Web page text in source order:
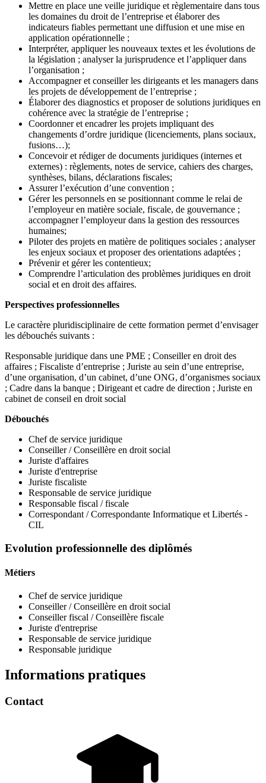
Mettre en place une veille juridique et règlementaire dans tous
les domaines du droit de l’entreprise et élaborer des
indicateurs fiables permettant une diffusion et une mise en
application opérationnelle ;
Interpréter, appliquer les nouveaux textes et les évolutions de
la législation ; analyser la jurisprudence et l’appliquer dans
l’organisation ;
Accompagner et conseiller les dirigeants et les managers dans
les projets de développement de l’entreprise ;
Élaborer des diagnostics et proposer de solutions juridiques en
cohérence avec la stratégie de l’entreprise ;
Coordonner et encadrer les projets impliquant des
changements d’ordre juridique (licenciements, plans sociaux,
fusions…);
Concevoir et rédiger de documents juridiques (internes et
externes) : règlements, notes de service, cahiers des charges,
synthèses, bilans, déclarations fiscales;
Assurer l’exécution d’une convention ;
Gérer les personnels en se positionnant comme le relai de
l’employeur en matière sociale, fiscale, de gouvernance ;
accompagner l’employeur dans la gestion des ressources
humaines;
Piloter des projets en matière de politiques sociales ; analyser
les enjeux sociaux et proposer des orientations adaptées ;
Prévenir et gérer les contentieux;
Comprendre l’articulation des problèmes juridiques en droit
social et en droit des affaires.
Perspectives professionnelles
Le caractère pluridisciplinaire de cette formation permet d’envisager
les débouchés suivants :
Responsable juridique dans une PME ; Conseiller en droit des
affaires ; Fiscaliste d’entreprise ; Juriste au sein d’une entreprise,
d’une organisation, d’un cabinet, d’une ONG, d’organismes sociaux
; Cadre dans la banque ; Dirigeant et cadre de direction ; Juriste en
cabinet de conseil en droit social
Débouchés
Chef de service juridique
Conseiller / Conseillère en droit social
Juriste d'affaires
Juriste d'entreprise
Juriste fiscaliste
Responsable de service juridique
Responsable fiscal / fiscale
Correspondant / Correspondante Informatique et Libertés -
CIL
Evolution professionnelle des diplômés
Métiers
Chef de service juridique
Conseiller / Conseillère en droit social
Conseiller fiscal / Conseillère fiscale
Juriste d'entreprise
Responsable de service juridique
Responsable juridique
Informations pratiques
Contact